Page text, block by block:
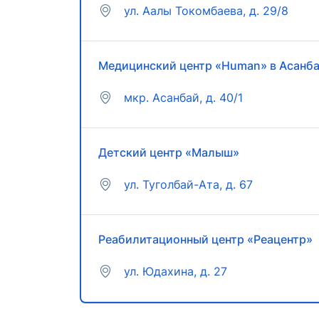
ул. Аалы Токомбаева, д. 29/8
Медицинский центр «Human» в
мкр. ​Асанбай, д. 40/1
Детский центр «Малыш»
ул. Туголбай-Ата, д. 67
Реабилитационный центр «Реацентр»
ул. Юдахина, д. 27